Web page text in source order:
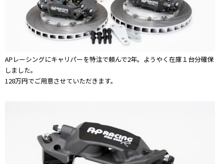
APレーシングにキャリパーを特注で頼んで2年。ようやく在庫１台分確保
しました。
128万円でご用意させていただきます。